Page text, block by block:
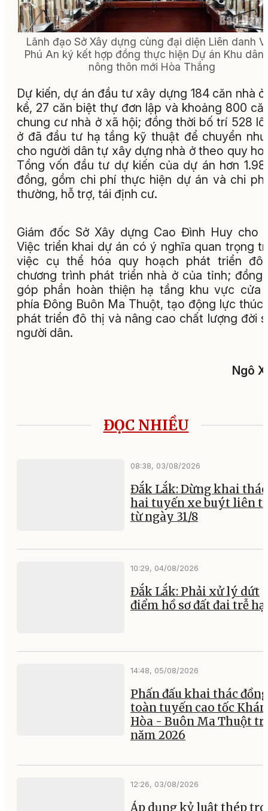
Lãnh đạo Sở Xây dựng cùng đại diện Liên danh
Phú An ký kết hợp đồng thực hiện Dự án Khu dân
nông thôn mới Hòa Thắng
Dự kiến, dự án đầu tư xây dựng 184 căn nhà ở
kề, 27 căn biệt thự đơn lập và khoảng 800
chung cư nhà ở xã hội; đồng thời bố trí 528
ở đã đầu tư hạ tầng kỹ thuật để chuyển
cho người dân tự xây dựng nhà ở theo quy
Tổng vốn đầu tư dự kiến của dự án hơn
đồng, gồm chi phí thực hiện dự án và chi
thường, hỗ trợ, tái định cư.
Giám đốc Sở Xây dựng Cao Đình Huy cho
Việc triển khai dự án có ý nghĩa quan trọng
việc cụ thể hóa quy hoạch phát triển đô
chương trình phát triển nhà ở của tỉnh; đồng
góp phần hoàn thiện hạ tầng khu vực cửa
phía Đông Buôn Ma Thuột, tạo động lực thúc
phát triển đô thị và nâng cao chất lượng đời
người dân.
Ngô
ĐỌC NHIỀU
08:38, 03/08/2026
Đắk Lắk: Dừng khai thác
hai tuyến xe buýt liên
từ ngày 31/8
10:29, 04/08/2026
Đắk Lắk: Phải xử lý dứt
điểm hồ sơ đất đai trễ
14:48, 05/08/2026
Phấn đấu khai thác
toàn tuyến cao tốc
Hòa - Buôn Ma Thuột
năm 2026
12:26, 03/08/2026
Áp dụng kỷ luật thép